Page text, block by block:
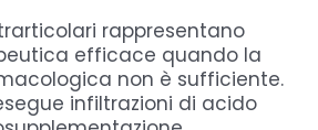
rappresentano
efficace quando la
non è sufficiente.
infiltrazioni di acido